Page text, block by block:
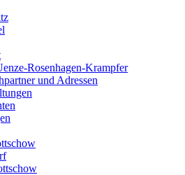
Rosenhagen-Krampfer
und Adressen